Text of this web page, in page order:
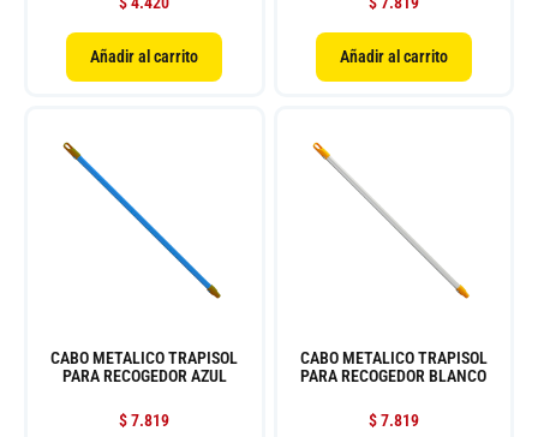
Añadir al carrito Añadir al carrito
CABO METALICO TRAPISOL
PARA RECOGEDOR AZUL
$7.819
CABO METALICO TRAPISOL
PARA RECOGEDOR BLANCO
$7.819